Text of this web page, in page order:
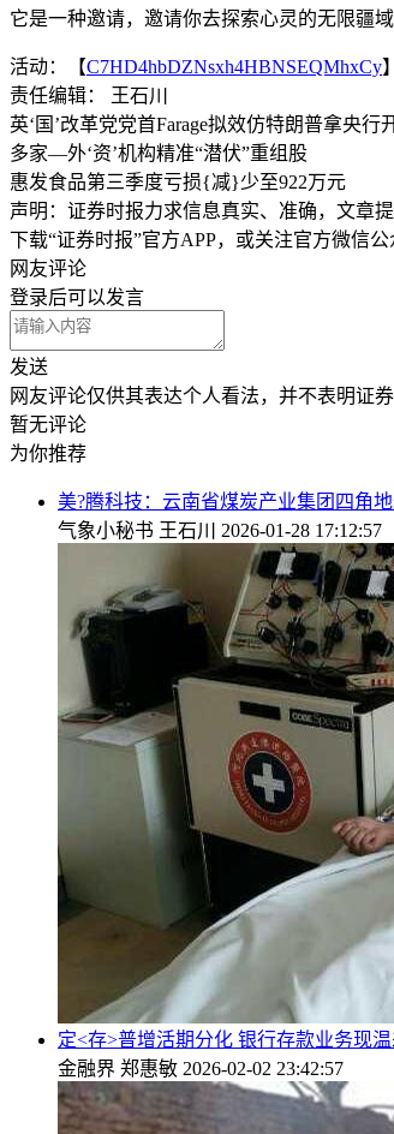
它是一种邀请，邀请你去探索心灵的无限疆
活动：【C7HD4hbDZNsxh4HBNSEQMhxCy】
责任编辑： 王石川
英‘国’改革党党首Farage拟效仿特朗普拿央
多家—外‘资’机构精准“潜伏”重组股
惠发食品第三季度亏损{减}少至922万元
声明：证券时报力求信息真实、准确，文章
下载“证券时报”官方APP，或关注官方微信
网友评论
登录后可以发言
发送
网友评论仅供其表达个人看法，并不表明证
暂无评论
为你推荐
美?腾科技：云南省煤炭产业集团四角
气象小秘书 王石川 2026-01-28 17:12:57
定<存>普增活期分化 银行存款业务现温
金融界 郑惠敏 2026-02-02 23:42:57